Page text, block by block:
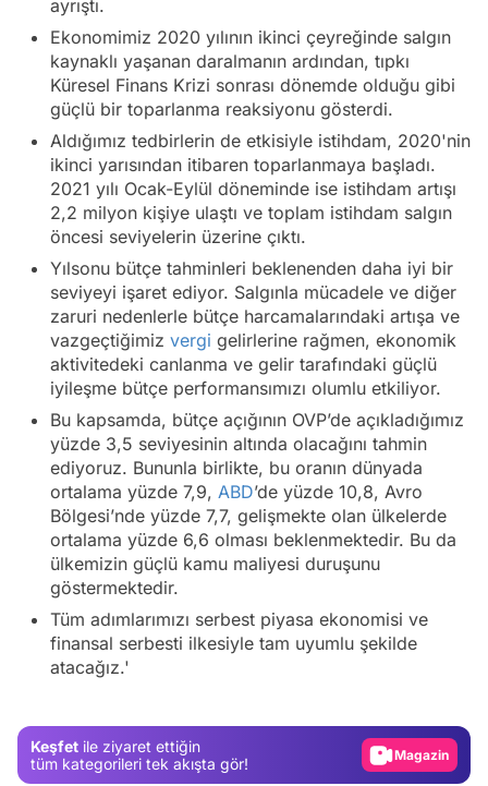
ayrıştı.
Ekonomimiz 2020 yılının ikinci çeyreğinde salgın
kaynaklı yaşanan daralmanın ardından, tıpkı
Küresel Finans Krizi sonrası dönemde olduğu gibi
güçlü bir toparlanma reaksiyonu gösterdi.
Aldığımız tedbirlerin de etkisiyle istihdam, 2020'nin
ikinci yarısından itibaren toparlanmaya başladı.
2021 yılı Ocak-Eylül döneminde ise istihdam artışı
2,2 milyon kişiye ulaştı ve toplam istihdam salgın
öncesi seviyelerin üzerine çıktı.
Yılsonu bütçe tahminleri beklenenden daha iyi bir
seviyeyi işaret ediyor. Salgınla mücadele ve diğer
zaruri nedenlerle bütçe harcamalarındaki artışa ve
vazgeçtiğimiz vergi gelirlerine rağmen, ekonomik
aktivitedeki canlanma ve gelir tarafındaki güçlü
iyileşme bütçe performansımızı olumlu etkiliyor.
Bu kapsamda, bütçe açığının OVP’de açıkladığımız
yüzde 3,5 seviyesinin altında olacağını tahmin
ediyoruz. Bununla birlikte, bu oranın dünyada
ortalama yüzde 7,9, ABD’de yüzde 10,8, Avro
Bölgesi’nde yüzde 7,7, gelişmekte olan ülkelerde
ortalama yüzde 6,6 olması beklenmektedir. Bu da
ülkemizin güçlü kamu maliyesi duruşunu
göstermektedir.
Tüm adımlarımızı serbest piyasa ekonomisi ve
finansal serbesti ilkesiyle tam uyumlu şekilde
atacağız.'
Keşfet ile ziyaret ettiğin
tüm kategorileri tek akışta gör!
Magazin